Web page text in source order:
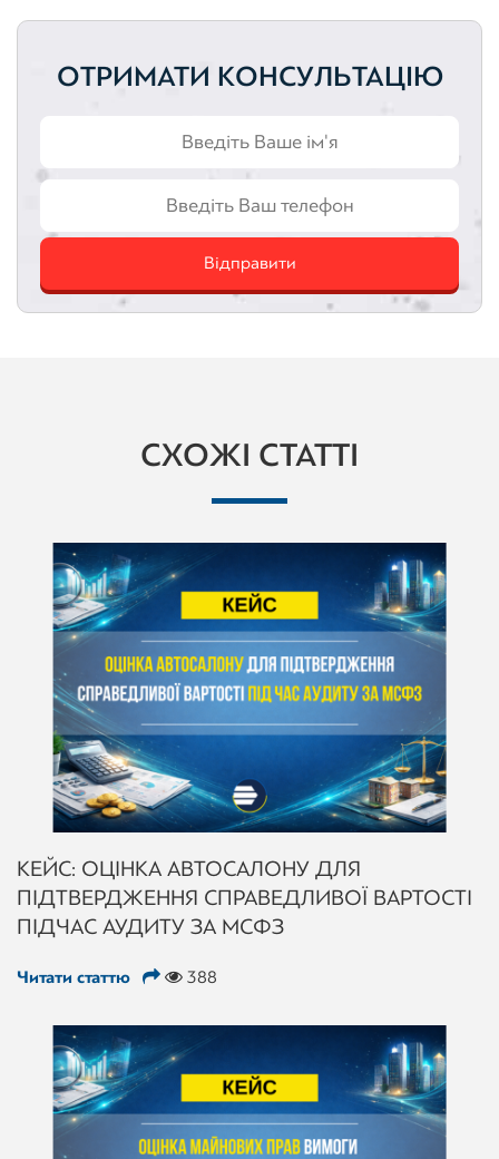
ОТРИМАТИ КОНСУЛЬТАЦІЮ
Відправити
СХОЖІ СТАТТІ
КЕЙС: ОЦІНКА АВТОСАЛОНУ ДЛЯ
ПІДТВЕРДЖЕННЯ СПРАВЕДЛИВОЇ ВАРТОСТІ
ПІД ЧАС АУДИТУ ЗА МСФЗ
Читати статтю 388